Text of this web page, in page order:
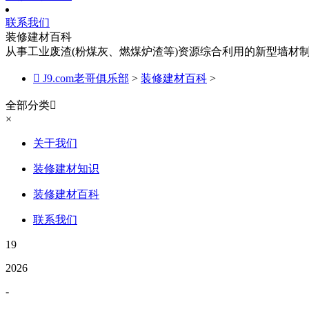
联系我们
装修建材百科
从事工业废渣(粉煤灰、燃煤炉渣等)资源综合利用的新型墙材
 J9.com老哥俱乐部 > 装修建材百科 >
全部分类
×
关于我们
装修建材知识
装修建材百科
联系我们
19
2026
-